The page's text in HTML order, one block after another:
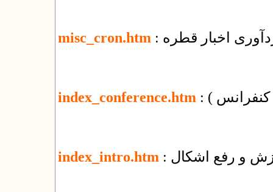
misc_cron.htm اخبار قطره
index_conference.htm کنفرانس )
index_intro.htm و رفع اشکال